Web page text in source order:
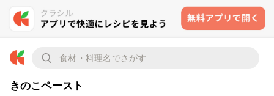
きのこペースト